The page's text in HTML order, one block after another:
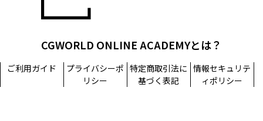
CGWORLD ONLINE ACADEMYとは？
ご利用ガイド
プライバシーポ
リシー
特定商取引法に
基づく表記
情報セキュリテ
ィポリシー